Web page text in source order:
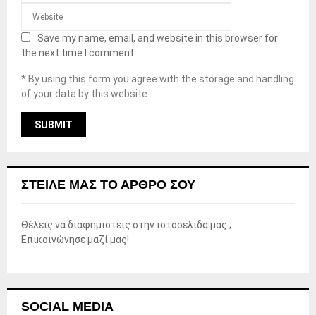
Save my name, email, and website in this browser for
the next time I comment.
* By using this form you agree with the storage and handling
of your data by this website.
ΣΤΕΊΛΕ ΜΑΣ ΤΟ ΆΡΘΡΟ ΣΟΥ
Θέλεις να διαφημιστείς στην ιστοσελίδα μας ;
Επικοινώνησε μαζί μας!
SOCIAL MEDIA